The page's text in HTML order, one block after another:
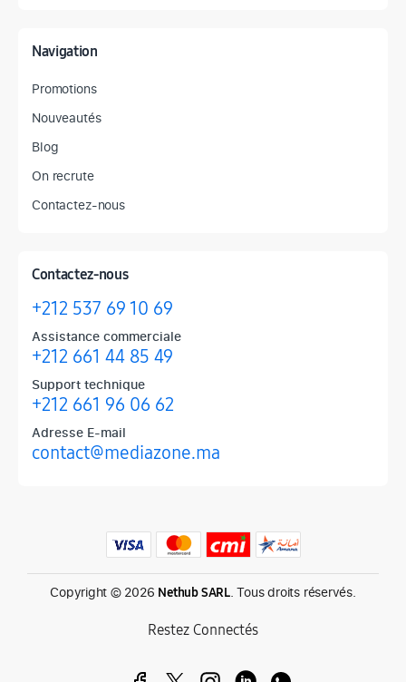
Navigation
Promotions
Nouveautés
Blog
On recrute
Contactez-nous
Contactez-nous
+212 537 69 10 69
Assistance commerciale
+212 661 44 85 49
Support technique
+212 661 96 06 62
Adresse E-mail
contact@mediazone.ma
Produits phares chez Mediazone
Retrouvez chez Mediazone les références incontournables :
Copyright © 2026 Nethub SARL. Tous droits réservés.
Restez Connectés